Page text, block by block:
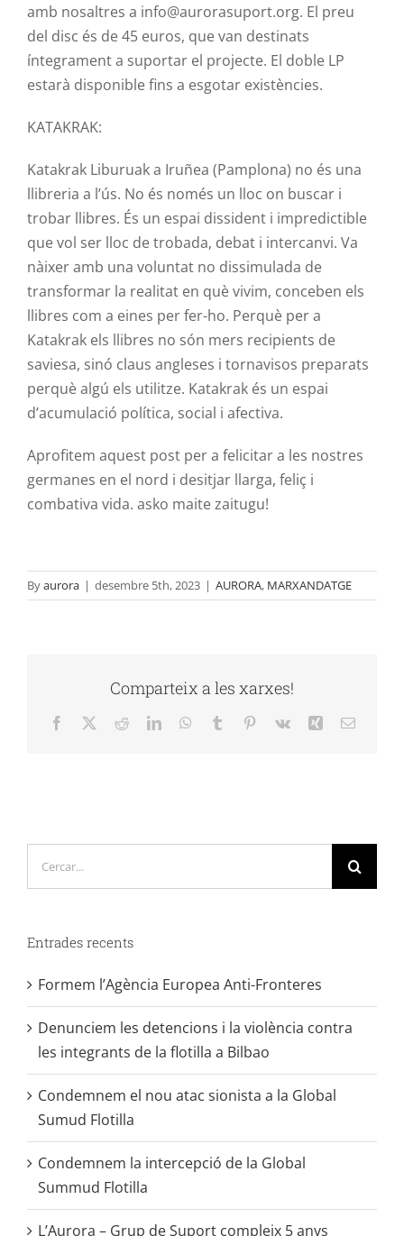
amb nosaltres a info@aurorasuport.org. El preu
del disc és de 45 euros, que van destinats
íntegrament a suportar el projecte. El doble LP
estarà disponible fins a esgotar existències.
KATAKRAK:
Katakrak Liburuaka Iruñea (Pamplona) no és una
llibreria a l’ús. No és només un lloc on buscar i
trobar llibres. És un espai dissident i impredictible
que vol ser lloc de trobada, debat i intercanvi. Va
nàixer amb una voluntat no dissimulada de
transformar la realitat en què vivim, conceben els
llibres com a eines per fer-ho. Perquè per a
Katakrakels llibres no són mers recipients de
saviesa, sinó claus angleses i tornavisos preparats
perquè algú els utilitze. Katakrakés un espai
d’acumulació política, social i afectiva.
Aprofitem aquest post per a felicitar a les nostres
germanes en el nord i desitjar llarga, feliç i
combativa vida. asko maitezaitugu!
Byaurora | desembre 5th, 2023 | AURORA, MARXANDATGE
Comparteix a les xarxes!
Facebook RedditLinkedInWhatsApp
Tumblr Pinterest
Vk Xing Email:
Entrades recents
Formem l’Agència Europea Anti-Fronteres
Denunciem les detencions i la violència contra
les integrants de la flotilla a Bilbao
Condemnem el nou atac sionista a la Global
Sumud Flotilla
Condemnem la intercepció de la Global
Summud Flotilla
L’Aurora – Grup de Suport compleix 5 anys